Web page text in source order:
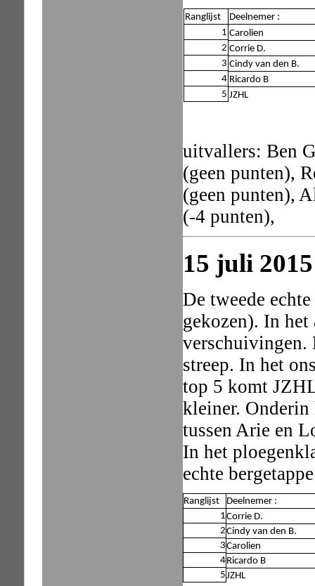
Ranglijst
Deelnemer :
1 Carolien
2 Corrie D.
3 Cindy van den B.
4 Ricardo B
5 JZHL
uitvallers: Ben
(geen punten),
(geen punten),
(-4 punten),
15 juli
De tweede
gekozen). In het
verschuivingen.
streep. In het
top 5 komt
kleiner. Onderin
tussen Arie en
In het
echte
Ranglijst
Deelnemer :
1Corrie D.
2Cindy van den B.
3Carolien
4Ricardo B
5JZHL